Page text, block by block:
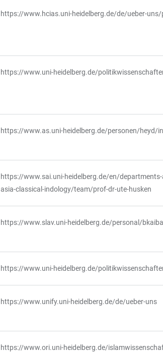
https://www.hcias.uni-heidelberg.de/de/ueber-
https://www.uni-heidelberg.de/
https://www.as.uni-heidelberg.de/personen/heyd/
https://www.sai.uni-heidelberg.de/en/
asia-classical-indology/team/prof-dr-ute-husken
https://www.slav.uni-heidelberg.de/personal/
https://www.uni-heidelberg.de/
https://www.unify.uni-heidelberg.de/de/ueber-uns
https://www.ori.uni-heidelberg.de/